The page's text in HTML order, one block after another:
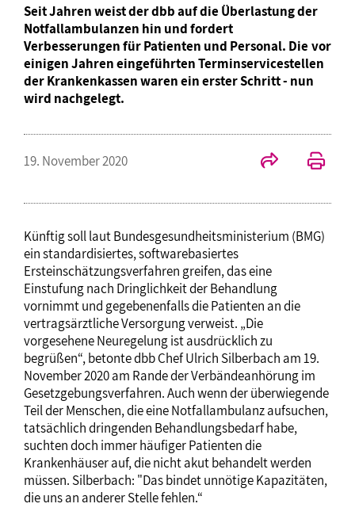
Seit Jahren weist der dbb auf die Überlastung der
Notfallambulanzen hin und fordert
Verbesserungen für Patienten und Personal. Die vor
einigen Jahren eingeführten Terminservicestellen
der Krankenkassen waren ein erster Schritt - nun
wird nachgelegt.
19. November 2020
Künftig soll laut Bundesgesundheitsministerium (BMG)
ein standardisiertes, softwarebasiertes
Ersteinschätzungsverfahren greifen, das eine
Einstufung nach Dringlichkeit der Behandlung
vornimmt und gegebenenfalls die Patienten an die
vertragsärztliche Versorgung verweist. „Die
vorgesehene Neuregelung ist ausdrücklich zu
begrüßen“, betonte dbb Chef Ulrich Silberbach am 19.
November 2020 am Rande der Verbändeanhörung im
Gesetzgebungsverfahren. Auch wenn der überwiegende
Teil der Menschen, die eine Notfallambulanz aufsuchen,
tatsächlich dringenden Behandlungsbedarf habe,
suchten doch immer häufiger Patienten die
Krankenhäuser auf, die nicht akut behandelt werden
müssen. Silberbach: "Das bindet unnötige Kapazitäten,
die uns an anderer Stelle fehlen.“